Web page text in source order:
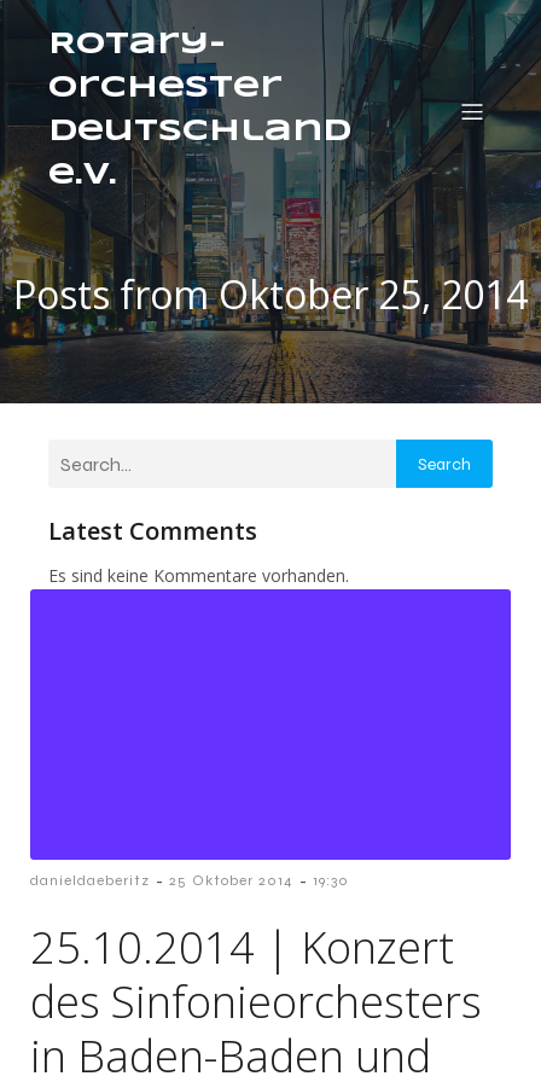
Rotary-
Orchester
Deutschland
e.V.
Posts from Oktober 25, 2014
Search
Latest Comments
Es sind keine Kommentare vorhanden.
danieldaeberitz - 25 Oktober 2014 - 19:30
25.10.2014 | Konzert
des Sinfonieorchesters
in Baden-Baden und